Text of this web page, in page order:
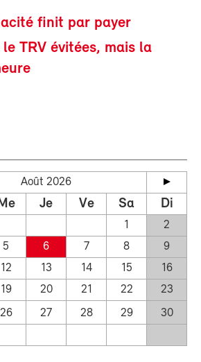
finit par payer
TRV évitées, mais la
Août 2026
Me Je Ve Sa Di
1
2
5 6 7 8
9
12 13 14 15
16
19 20 21 22
23
26 27 28 29
30